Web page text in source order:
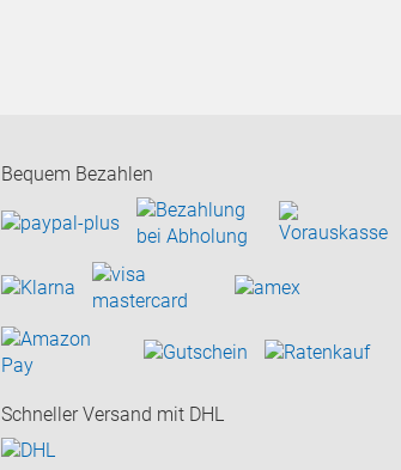
Bequem Bezahlen
Schneller Versand mit DHL